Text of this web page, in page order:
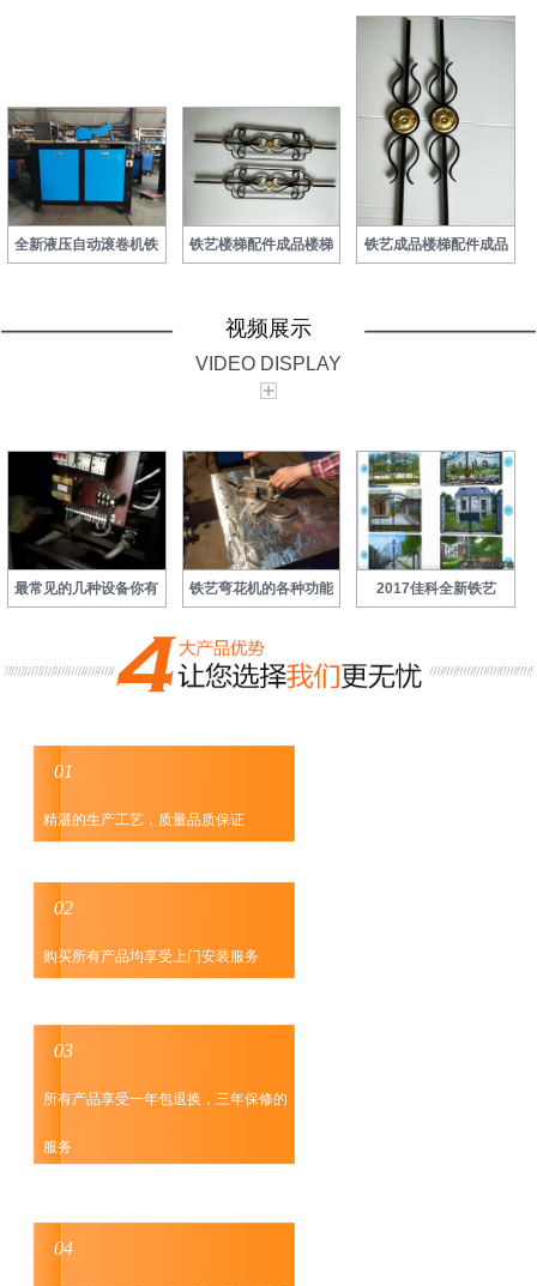
全新液压自动滚卷机铁 铁艺楼梯配件成品楼梯 铁艺成品楼梯配件成品
视频展示
VIDEO DISPLAY
最常见的几种设备你有 铁艺弯花机的各种功能 2017佳科全新铁艺
精湛的生产工艺，质量品质保证
购买所有产品均享受上门安装服务
所有产品享受一年包退换，三年保修的
服务